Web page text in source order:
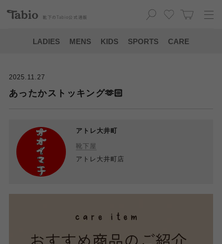
靴下の Tabio 公式通販
LADIES MENS KIDS SPORTS CARE
2025.11.27
あったかストッキング🫶🏻
アトレ大井町
靴下屋
アトレ大井町店